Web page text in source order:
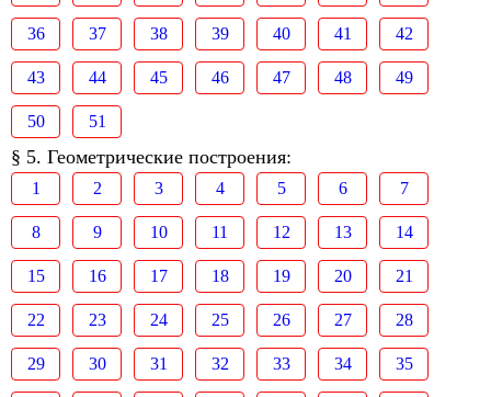
36 37 38 39 40 41 42
43 44 45 46 47 48 49
50 51
§ 5. Геометрические построения:
1 2 3 4 5 6 7
8 9 10 11 12 13 14
15 16 17 18 19 20 21
22 23 24 25 26 27 28
29 30 31 32 33 34 35